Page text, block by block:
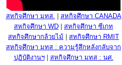
สหกิจศึกษา มทส.
สหกิจศึกษา CANADA
สหกิจศึกษา WD
สหกิจศึกษา ซีเกท
สหกิจศึกษากล้วยไม้
สหกิจศึกษา RMIT
สหกิจศึกษา มทส : ความรู้สึกหลังกลับจาก
ปฏิบัติงานฯ| สหกิจศึกษา มทส : นศ.